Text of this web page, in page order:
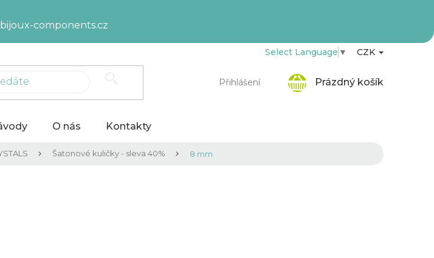
components.cz
Přihlášení
Select Language ▼ CZK
Prázdný košík
O nás Kontakty
Šatonové kuličky - sleva 40% 8 mm